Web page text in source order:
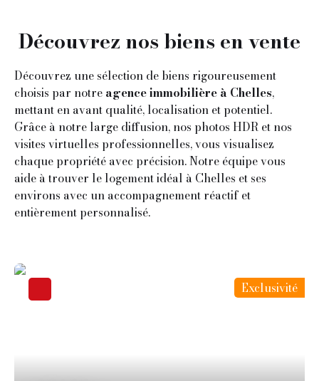
Découvrez nos biens en vente
Découvrez une sélection de biens rigoureusement
choisis par notre agence immobilière à Chelles,
mettant en avant qualité, localisation et potentiel.
Grâce à notre large diffusion, nos photos HDR et nos
visites virtuelles professionnelles, vous visualisez
chaque propriété avec précision. Notre équipe vous
aide à trouver le logement idéal à Chelles et ses
environs avec un accompagnement réactif et
entièrement personnalisé.
Exclusivité